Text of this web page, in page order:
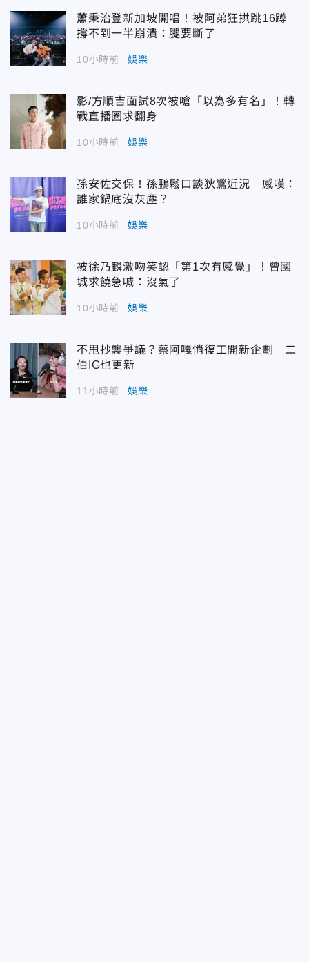
蕭秉治登新加坡開唱！被阿弟狂拱跳16蹲
撐不到一半崩潰：腿要斷了
10小時前 娛樂
影/方順吉面試8次被嗆「以為多有名」！轉
戰直播圈求翻身
10小時前 娛樂
孫安佐交保！孫鵬鬆口談狄鶯近況 感嘆：
誰家鍋底沒灰塵？
10小時前 娛樂
被徐乃麟激吻笑認「第1次有感覺」！曾國
城求饒急喊：沒氣了
10小時前 娛樂
不甩抄襲爭議？蔡阿嘎悄復工開新企劃 二
伯IG也更新
11小時前 娛樂